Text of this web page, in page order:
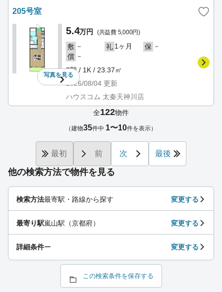
205号室
写真を見る
5.4万円 (共益費 5,000円)
敷 － 礼 1ヶ月 保 －
償 －
2階 / 1K / 23.37㎡
2026/08/04 更新
ハウスコム 太秦天神川店
他の検索方法で物件を見る
検索方法最寄駅・路線から探す 変更する
最寄り駅嵐山駅（京都府） 変更する
詳細条件ー 変更する
この検索条件を保存する
全122物件
（建物35件中 1〜10件を表示）
最初 前 次 最後